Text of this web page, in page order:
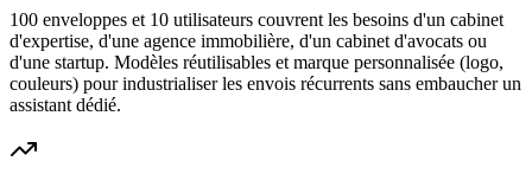
100 enveloppes et 10 utilisateurs couvrent les besoins d'un cabinet
d'expertise, d'une agence immobilière, d'un cabinet d'avocats ou
d'une startup. Modèles réutilisables et marque personnalisée (logo,
couleurs) pour industrialiser les envois récurrents sans embaucher un
assistant dédié.